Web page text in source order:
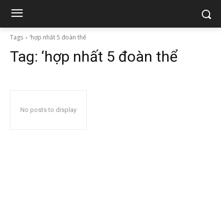
Tags ‘hợp nhất 5 đoàn thể
Tag: ‘hợp nhất 5 đoàn thể
No posts to display